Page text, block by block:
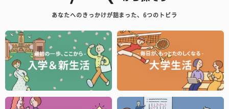
あなたへのきっかけが詰まった、6つのトビラ